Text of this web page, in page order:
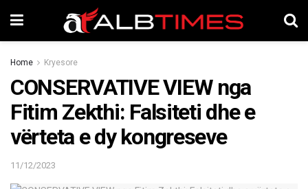
Home Kryesore
CONSERVATIVE VIEW nga
Fitim Zekthi: Falsiteti dhe e
vërteta e dy kongreseve
11/12/2023